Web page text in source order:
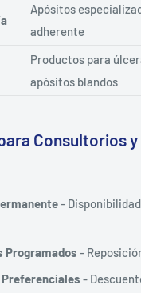
Apósitos
adherente
Productos para
apósitos blandos
Consultorios
-
Programados -
-